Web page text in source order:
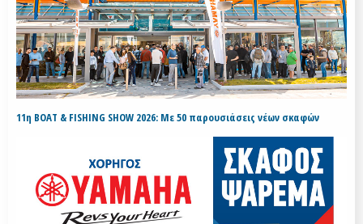
11η BOAT & FISHING SHOW 2026: Με 50 παρουσιάσεις νέων σκαφών